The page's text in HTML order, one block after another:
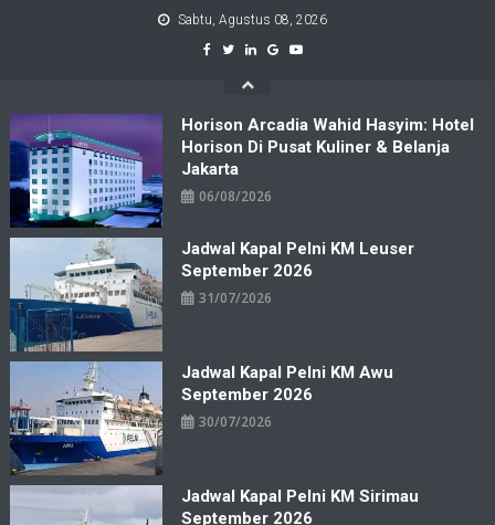
Sabtu, Agustus 08, 2026
Horison Arcadia Wahid Hasyim: Hotel
Horison Di Pusat Kuliner & Belanja
Jakarta
06/08/2026
Jadwal Kapal Pelni KM Leuser
September 2026
31/07/2026
Jadwal Kapal Pelni KM Awu
September 2026
30/07/2026
Jadwal Kapal Pelni KM Sirimau
September 2026